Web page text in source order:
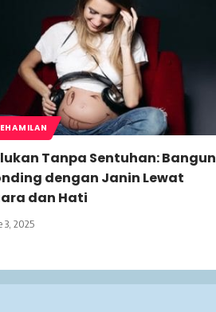
Tanpa Sentuhan: Bangun
dengan Janin Lewat
dan Hati
3, 2025